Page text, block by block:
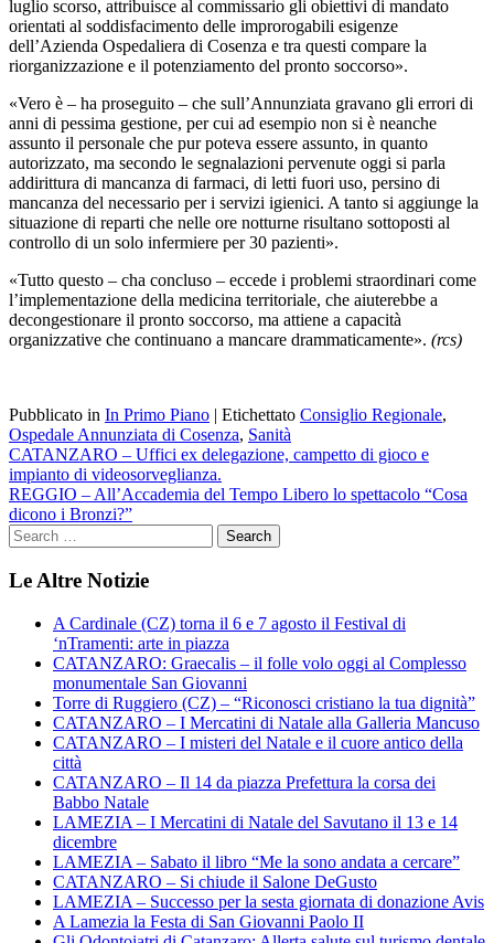
luglio scorso, attribuisce al commissario gli obiettivi di mandato
orientati al soddisfacimento delle improrogabili esigenze
dell’Azienda Ospedaliera di Cosenza e tra questi compare la
riorganizzazione e il potenziamento del pronto soccorso».
«Vero è – ha proseguito – che sull’Annunziata gravano gli errori di
anni di pessima gestione, per cui ad esempio non si è neanche
assunto il personale che pur poteva essere assunto, in quanto
autorizzato, ma secondo le segnalazioni pervenute oggi si parla
addirittura di mancanza di farmaci, di letti fuori uso, persino di
mancanza del necessario per i servizi igienici. A tanto si aggiunge la
situazione di reparti che nelle ore notturne risultano sottoposti al
controllo di un solo infermiere per 30 pazienti».
«Tutto questo – cha concluso – eccede i problemi straordinari come
l’implementazione della medicina territoriale, che aiuterebbe a
decongestionare il pronto soccorso, ma attiene a capacità
organizzative che continuano a mancare drammaticamente». (rcs)
Pubblicato in In Primo Piano | Etichettato Consiglio Regionale,
Ospedale Annunziata di Cosenza, Sanità
Navigazione
articoli
CATANZARO – Uffici ex delegazione, campetto di gioco e
impianto di videosorveglianza.
REGGIO – All’Accademia del Tempo Libero lo spettacolo “Cosa
dicono i Bronzi?”
Le Altre Notizie
A Cardinale (CZ) torna il 6 e 7 agosto il Festival di
‘nTramenti: arte in piazza
CATANZARO: Graecalis – il folle volo oggi al Complesso
monumentale San Giovanni
Torre di Ruggiero (CZ) – “Riconosci cristiano la tua dignità”
CATANZARO – I Mercatini di Natale alla Galleria Mancuso
CATANZARO – I misteri del Natale e il cuore antico della
città
CATANZARO – Il 14 da piazza Prefettura la corsa dei
Babbo Natale
LAMEZIA – I Mercatini di Natale del Savutano il 13 e 14
dicembre
LAMEZIA – Sabato il libro “Me la sono andata a cercare”
CATANZARO – Si chiude il Salone DeGusto
LAMEZIA – Successo per la sesta giornata di donazione Avis
A Lamezia la Festa di San Giovanni Paolo II